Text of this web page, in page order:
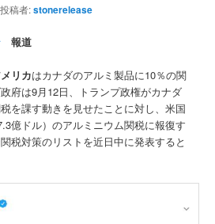
投稿者:stonerelease
報道
リカはカナダのアルミ製品に10％の関
府は9月12日、トランプ政権がカナダ
を課す動きを見せたことに対し、米国
億ドル）のアルミニウム関税に報復す
税対策のリストを近日中に発表すると